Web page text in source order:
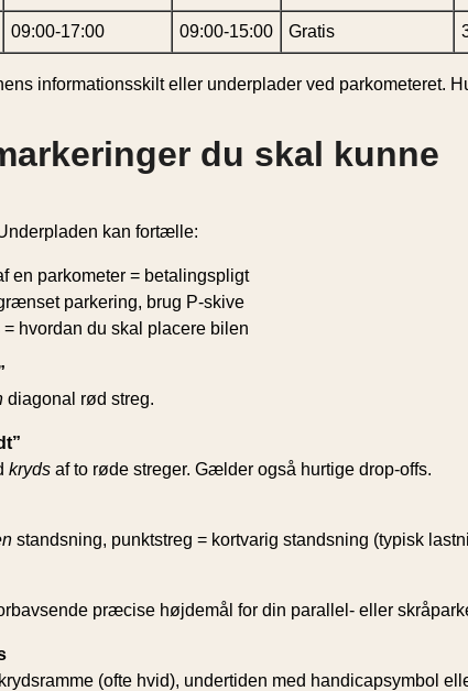
09:00-17:00 09:00-15:00 Gratis
informationsskilt eller underplader ved parkometeret.
du skal kunne
kan fortælle:
en parkometer = betalingspligt
parkering, brug P-skive
hvordan du skal placere bilen
diagonal rød streg.
kryds af to røde streger. Gælder også hurtige drop-offs.
standsning, punktstreg = kortvarig standsning (typisk
præcise højdemål for din parallel- eller
(ofte hvid), undertiden med handicapsymbol